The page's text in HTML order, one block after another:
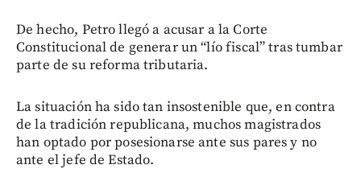
De hecho, Petro llegó a acusar a la Corte
Constitucional de generar un “lío fiscal” tras tumbar
parte de su reforma tributaria.
La situación ha sido tan insostenible que, en contra
de la tradición republicana, muchos magistrados
han optado por posesionarse ante sus pares y no
ante el jefe de Estado.